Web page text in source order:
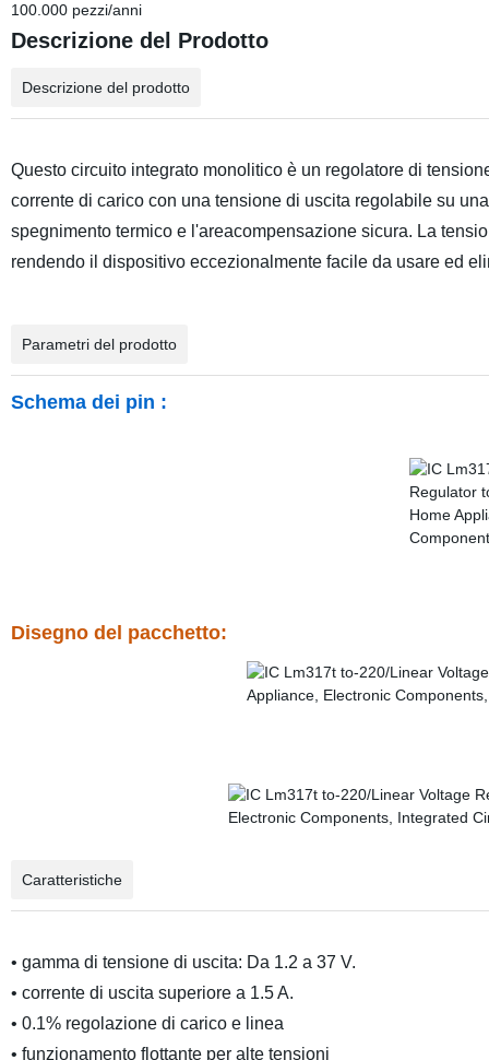
100.000 pezzi/anni
Descrizione del Prodotto
Descrizione del prodotto
Questo circuito integrato monolitico è un regolatore di
corrente di carico con una tensione di uscita regolabile su
spegnimento termico e l'areacompensazione sicura. La
rendendo il dispositivo eccezionalmente facile da usare ed
Parametri del prodotto
Schema dei pin :
Disegno del pacchetto:
Caratteristiche
• gamma di tensione di uscita: Da 1.2 a 37 V.
• corrente di uscita superiore a 1.5 A.
• 0.1% regolazione di carico e linea
• funzionamento flottante per alte tensioni